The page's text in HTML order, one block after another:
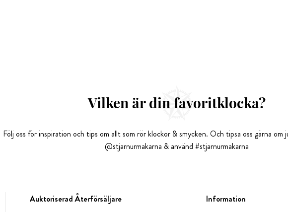
Vilken är din favoritklocka?
Följ oss för inspiration och tips om allt som rör klockor & smycken. Och tipsa oss gärna om
@stjarnurmakarna & använd #stjarnurmakarna
Auktoriserad Återförsäljare Information